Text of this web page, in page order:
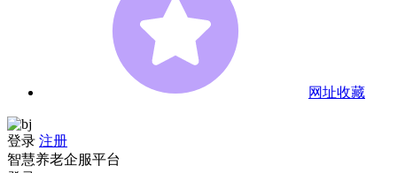
网址收藏
登录 注册
智慧养老企服平台